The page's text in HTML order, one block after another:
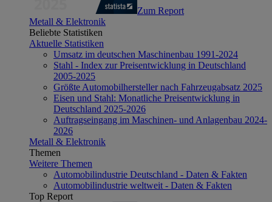
Zum Report
Metall & Elektronik
Beliebte Statistiken
Aktuelle Statistiken
Umsatz im deutschen Maschinenbau 1991-2024
Stahl - Index zur Preisentwicklung in Deutschland
2005-2025
Größte Automobilhersteller nach Fahrzeugabsatz 2025
Eisen und Stahl: Monatliche Preisentwicklung in
Deutschland 2025-2026
Auftragseingang im Maschinen- und Anlagenbau 2024-
2026
Metall & Elektronik
Themen
Weitere Themen
Automobilindustrie Deutschland - Daten & Fakten
Automobilindustrie weltweit - Daten & Fakten
Top Report